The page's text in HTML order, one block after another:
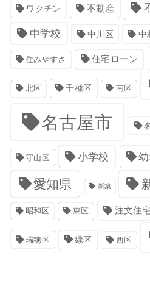
ワクチン 不動産
中学校 中川区 中
住みやすさ 住宅ローン
北区 千種区 南区
名古屋市
守山区 小学校
愛知県 新築
昭和区 東区 注文住
瑞穂区 緑区 西区